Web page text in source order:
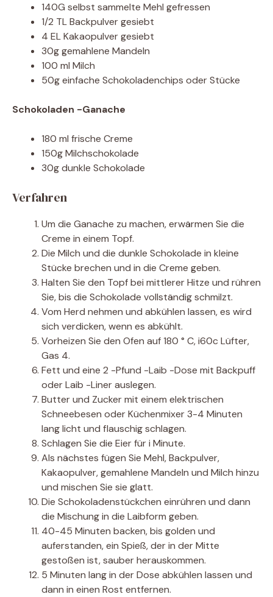
140G selbst sammelte Mehl gefressen
1/2 TL Backpulver gesiebt
4 EL Kakaopulver gesiebt
30g gemahlene Mandeln
100 ml Milch
50g einfache Schokoladenchips oder Stücke
Schokoladen -Ganache
180 ml frische Creme
150g Milchschokolade
30g dunkle Schokolade
Verfahren
Um die Ganache zu machen, erwärmen Sie die
Creme in einem Topf.
Die Milch und die dunkle Schokolade in kleine
Stücke brechen und in die Creme geben.
Halten Sie den Topf bei mittlerer Hitze und rühren
Sie, bis die Schokolade vollständig schmilzt.
Vom Herd nehmen und abkühlen lassen, es wird
sich verdicken, wenn es abkühlt.
Vorheizen Sie den Ofen auf 180 ° C, i60c Lüfter,
Gas 4.
Fett und eine 2 -Pfund -Laib -Dose mit Backpuff
oder Laib -Liner auslegen.
Butter und Zucker mit einem elektrischen
Schneebesen oder Küchenmixer 3-4 Minuten
lang licht und flauschig schlagen.
Schlagen Sie die Eier für i Minute.
Als nächstes fügen Sie Mehl, Backpulver,
Kakaopulver, gemahlene Mandeln und Milch hinzu
und mischen Sie sie glatt.
Die Schokoladenstückchen einrühren und dann
die Mischung in die Laibform geben.
40-45 Minuten backen, bis golden und
auferstanden, ein Spieß, der in der Mitte
gestoßen ist, sauber herauskommen.
5 Minuten lang in der Dose abkühlen lassen und
dann in einen Rost entfernen.